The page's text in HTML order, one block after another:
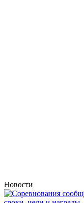
Новости